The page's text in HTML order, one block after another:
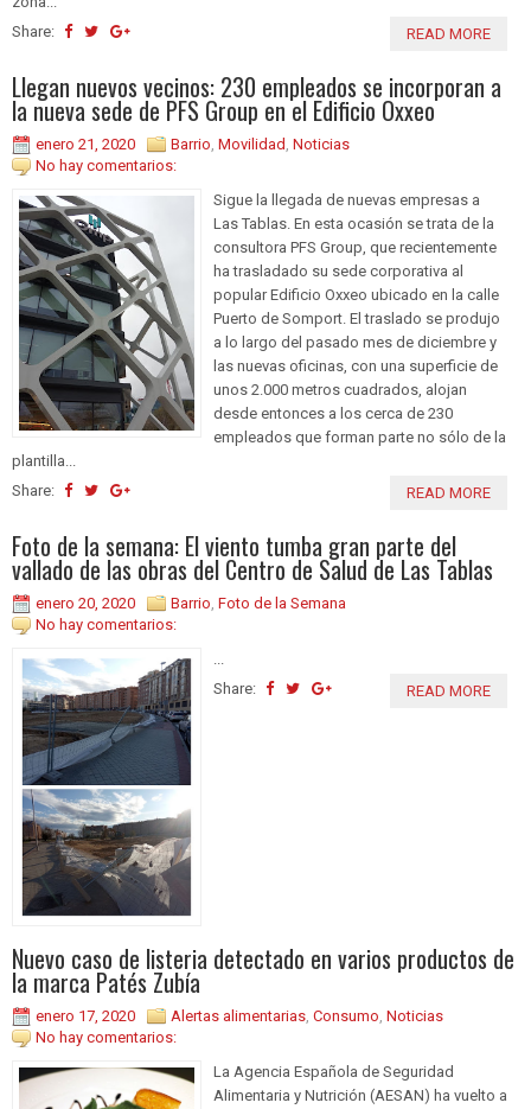
Share:
READ MORE
Llegan nuevos vecinos: 230 empleados se incorporan a
la nueva sede de PFS Group en el Edificio Oxxeo
enero 21, 2020 Barrio, Movilidad , Noticias
No hay comentarios:
Sigue la llegada de nuevas empresas a
Las Tablas. En esta ocasión se trata de la
consultora PFS Group, que recientemente
ha trasladado su sede corporativa al
popular Edificio Oxxeo ubicado en la calle
Puerto de Somport. El traslado se produjo
a lo largo del pasado mes de diciembre y
las nuevas oficinas, con una superficie de
unos 2.000 metros cuadrados, alojan
desde entonces a los cerca de 230
empleados que forman parte no sólo de la
plantilla...
Share:
READ MORE
Foto de la semana: El viento tumba gran parte del
vallado de las obras del Centro de Salud de Las Tablas
enero 20, 2020 Barrio, Foto de la Semana
No hay comentarios:
...
Share:
READ MORE
Nuevo caso de listeria detectado en varios productos de
la marca Patés Zubía
enero 17, 2020 Alertas alimentarias, Consumo, Noticias
No hay comentarios:
La Agencia Española de Seguridad
Alimentaria y Nutrición (AESAN) ha vuelto a